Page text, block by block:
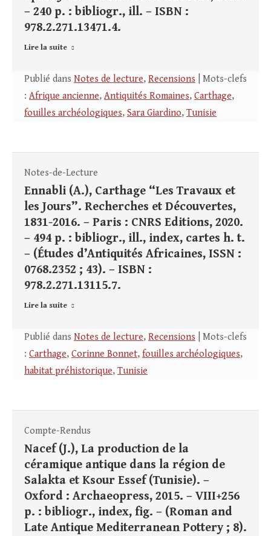
– 240 p. : bibliogr., ill. – ISBN :
978.2.271.13471.4.
Lire la suite
Publié dans Notes de lecture, Recensions | Mots-clefs
: Afrique ancienne, Antiquités Romaines, Carthage,
fouilles archéologiques, Sara Giardino, Tunisie
Notes-de-Lecture
Ennabli (A.), Carthage “Les Travaux et
les Jours”. Recherches et Découvertes,
1831-2016. – Paris : CNRS Editions, 2020.
– 494 p. : bibliogr., ill., index, cartes h. t.
– (Études d’Antiquités Africaines, ISSN :
0768.2352 ; 43). – ISBN :
978.2.271.13115.7.
Lire la suite
Publié dans Notes de lecture, Recensions | Mots-clefs
: Carthage, Corinne Bonnet, fouilles archéologiques,
habitat préhistorique, Tunisie
Compte-Rendus
Nacef (J.), La production de la
céramique antique dans la région de
Salakta et Ksour Essef (Tunisie). –
Oxford : Archaeopress, 2015. – VIII+256
p. : bibliogr., index, fig. – (Roman and
Late Antique Mediterranean Pottery ; 8).